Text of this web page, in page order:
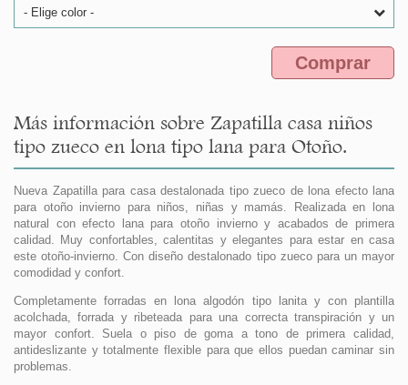
- Elige color -
Comprar
Más información sobre Zapatilla casa niños
tipo zueco en lona tipo lana para Otoño.
Nueva Zapatilla para casa destalonada tipo zueco de lona efecto lana
para otoño invierno para niños, niñas y mamás. Realizada en lona
natural con efecto lana para otoño invierno y acabados de primera
calidad. Muy confortables, calentitas y elegantes para estar en casa
este otoño-invierno. Con diseño destalonado tipo zueco para un mayor
comodidad y confort.
Completamente forradas en lona algodón tipo lanita y con plantilla
acolchada, forrada y ribeteada para una correcta transpiración y un
mayor confort. Suela o piso de goma a tono de primera calidad,
antideslizante y totalmente flexible para que ellos puedan caminar sin
problemas.